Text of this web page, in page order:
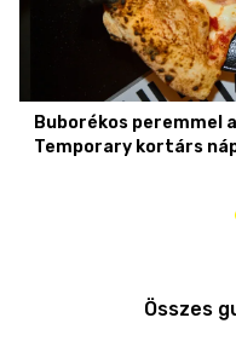
Buborékos peremmel
Temporary kortárs
Összes